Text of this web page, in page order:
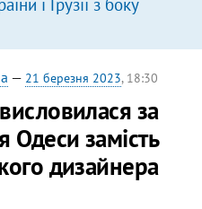
і Грузії з боку
— 21 березня 2023, 18:30
за
Одеси замість
дизайнера